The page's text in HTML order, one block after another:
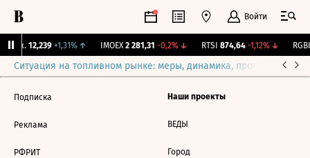
Войти
Бирж. 12,239 +1,31%↑ IMOEX 2 281,31 -0,2%↓ RTSI 874,64 -1,12%↓ RGBI
Ситуация на топливном рынке: меры, динамика, прогнозы
Подписка
Реклама
РФРИТ
Наши проекты
ВЕДЫ
Город